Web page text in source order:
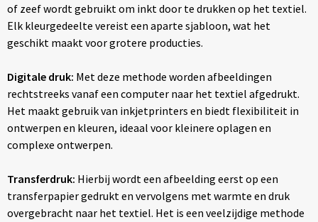
of zeef wordt gebruikt om inkt door te drukken op het textiel.
Elk kleurgedeelte vereist een aparte sjabloon, wat het
geschikt maakt voor grotere producties.
Digitale druk: Met deze methode worden afbeeldingen
rechtstreeks vanaf een computer naar het textiel afgedrukt.
Het maakt gebruik van inkjetprinters en biedt flexibiliteit in
ontwerpen en kleuren, ideaal voor kleinere oplagen en
complexe ontwerpen.
Transferdruk: Hierbij wordt een afbeelding eerst op een
transferpapier gedrukt en vervolgens met warmte en druk
overgebracht naar het textiel. Het is een veelzijdige methode